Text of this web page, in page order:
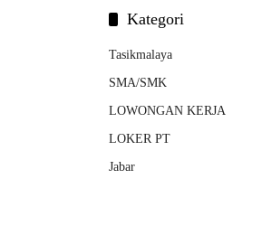
Kategori
Tasikmalaya
SMA/SMK
LOWONGAN KERJA
LOKER PT
Jabar